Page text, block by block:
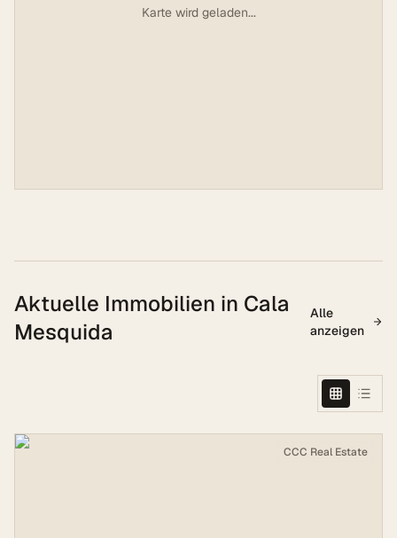
Karte wird geladen...
Aktuelle Immobilien in Cala
Mesquida
Alle
anzeigen
CCC Real Estate